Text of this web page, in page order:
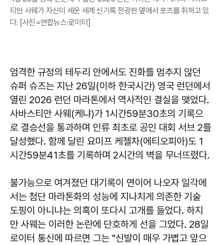
티안 사웨가 자신이 세운 세계 신기록 전광판 옆에서 포즈를 취하고 있
다. [사진=연합뉴스·로이터]
엄격한 규정의 테두리 안에서도 진화를 멈추지 않던
슈퍼 슈즈는 지난 26일(이하 한국시간) 영국 런던에서
열린 2026 런던 마라톤에서 역사적인 결실을 맺었다.
사바스티안 사웨(케냐)가 1시간59분30초의 기록으
로 결승선을 통과하며 인류 최초로 공인 대회 서브 2를
달성했다. 함께 달린 요미프 케젤차(에티오피아)도 1
시간59분41초를 기록하며 2시간의 벽을 무너뜨렸다.
불가능으로 여겨졌던 대기록이 연이어 나오자 일각에
서는 첨단 마라톤화의 성능에 지나치게 의존한 기술
도핑이 아니냐는 의혹이 또다시 고개를 들었다. 하지
만 사웨는 이러한 논란에 단호하게 선을 그었다. 28일
로이터 통신에 따르면 그는 "신발이 매우 가볍고 앞으